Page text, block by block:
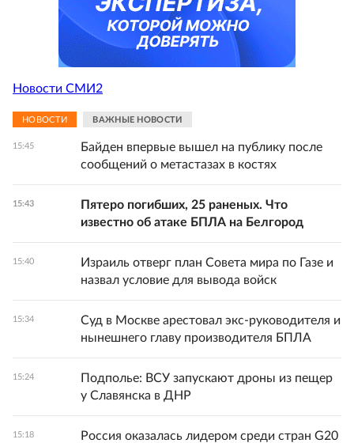
Новости СМИ2
НОВОСТИ ВАЖНЫЕ НОВОСТИ
15:45
Байден впервые вышел на публику после
сообщений о метастазах в костях
15:43
Пятеро погибших, 25 раненых. Что
известно об атаке БПЛА на Белгород
15:40
Израиль отверг план Совета мира по Газе и
назвал условие для вывода войск
15:34
Суд в Москве арестовал экс-руководителя и
нынешнего главу производителя БПЛА
15:24
Подполье: ВСУ запускают дроны из пещер
у Славянска в ДНР
15:18
Россия оказалась лидером среди стран G20